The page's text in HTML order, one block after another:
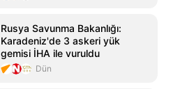
Rusya Savunma Bakanlığı:
Karadeniz'de 3 askeri yük
gemisi İHA ile vuruldu
Dün